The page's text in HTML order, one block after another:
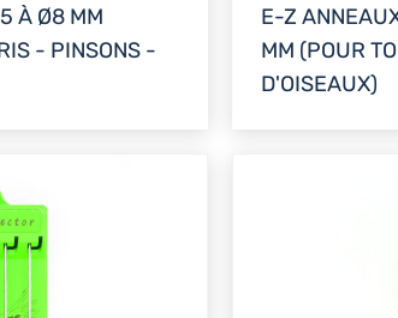
À Ø8 MM
- PINSONS -
E-Z
MM (POUR
D'OISEAUX)